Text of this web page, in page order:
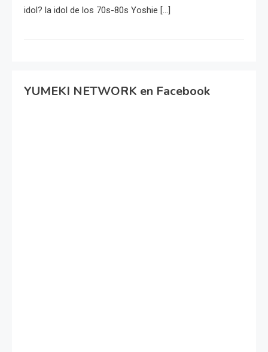
idol? la idol de los 70s-80s Yoshie […]
YUMEKI NETWORK en Facebook